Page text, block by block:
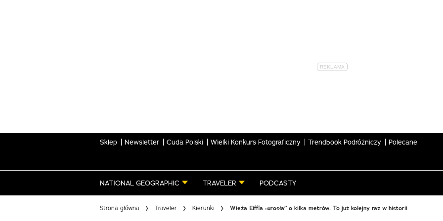
Sklep Newsletter Cuda Polski Wielki Konkurs Fotograficzny Trendbook Podróżniczy Polecane
NATIONAL GEOGRAPHIC TRAVELER PODCASTY
Strona główna Traveler Kierunki Wieża Eiffla „urosła” o kilka metrów. To już kolejny raz w historii